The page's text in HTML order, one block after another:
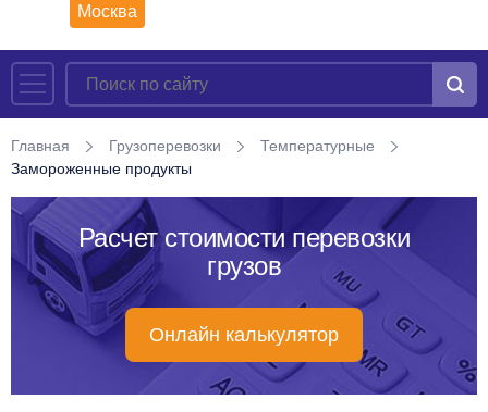
Москва
Главная Грузоперевозки
Температурные
Замороженные продукты
Расчет стоимости перевозки
грузов
Онлайн калькулятор